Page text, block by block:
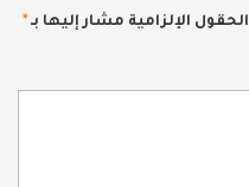
الحقول الإلزامية مشار إليها بـ *